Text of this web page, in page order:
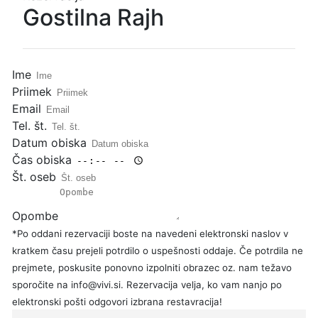
Gostilna Rajh
Ime
Priimek
Email
Tel. št.
Datum obiska
Čas obiska
Št. oseb
Opombe
*Po oddani rezervaciji boste na navedeni elektronski naslov v
kratkem času prejeli potrdilo o uspešnosti oddaje. Če potrdila ne
prejmete, poskusite ponovno izpolniti obrazec oz. nam težavo
sporočite na info@vivi.si. Rezervacija velja, ko vam nanjo po
elektronski pošti odgovori izbrana restavracija!